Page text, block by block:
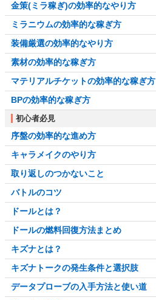
金策(ミラ稼ぎ)の効率的なやり方
ミラニウムの効率的な稼ぎ方
装備厳選の効率的なやり方
素材の効率的な稼ぎ方
マテリアルチケットの効率的な稼ぎ方
BPの効率的な稼ぎ方
初心者必見
序盤の効率的な進め方
キャラメイクのやり方
取り返しのつかないこと
バトルのコツ
ドールとは？
ドールの燃料回復方法まとめ
キズナとは？
キズナトークの発生条件と選択肢
データプローブの入手方法と使い道